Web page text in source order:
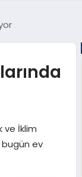
ve İklim
bugün ev